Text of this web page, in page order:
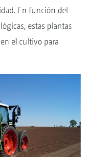
En función del
estas plantas
el cultivo para